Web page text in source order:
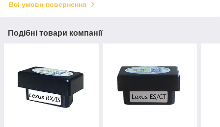
Всі умови повернення
Подібні товари компанії